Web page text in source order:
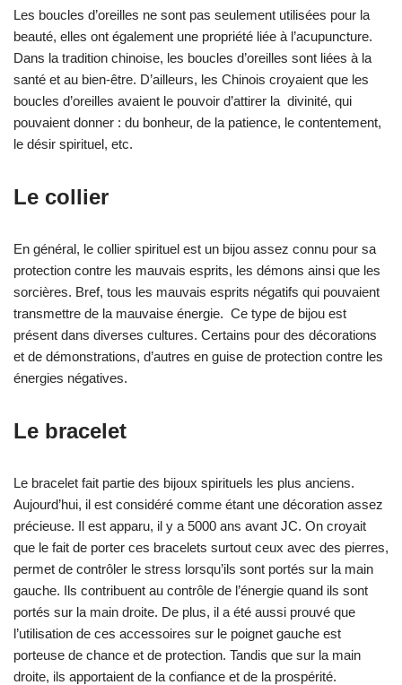
Les boucles d’oreilles ne sont pas seulement utilisées pour la
beauté, elles ont également une propriété liée à l’acupuncture.
Dans la tradition chinoise, les boucles d’oreilles sont liées à la
santé et au bien-être. D’ailleurs, les Chinois croyaient que les
boucles d’oreilles avaient le pouvoir d’attirer la divinité, qui
pouvaient donner : du bonheur, de la patience, le contentement,
le désir spirituel, etc.
Le collier
En général, le collier spirituel est un bijou assez connu pour sa
protection contre les mauvais esprits, les démons ainsi que les
sorcières. Bref, tous les mauvais esprits négatifs qui pouvaient
transmettre de la mauvaise énergie. Ce type de bijou est
présent dans diverses cultures. Certains pour des décorations
et de démonstrations, d’autres en guise de protection contre les
énergies négatives.
Le bracelet
Le bracelet fait partie des bijoux spirituels les plus anciens.
Aujourd’hui, il est considéré comme étant une décoration assez
précieuse. Il est apparu, il y a 5000 ans avant JC. On croyait
que le fait de porter ces bracelets surtout ceux avec des pierres,
permet de contrôler le stress lorsqu’ils sont portés sur la main
gauche. Ils contribuent au contrôle de l’énergie quand ils sont
portés sur la main droite. De plus, il a été aussi prouvé que
l’utilisation de ces accessoires sur le poignet gauche est
porteuse de chance et de protection. Tandis que sur la main
droite, ils apportaient de la confiance et de la prospérité.